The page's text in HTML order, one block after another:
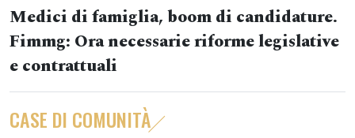
Medici di famiglia, boom di candidature.
Fimmg: Ora necessarie riforme legislative
e contrattuali
CASE DI COMUNITÀ